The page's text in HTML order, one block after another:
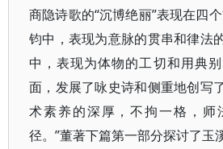
商隐诗歌的“沉博绝丽”表现在四
钧中，表现为意脉的贯串和律法
中，表现为体物的工切和用典
面，发展了咏史诗和侧重地创写
术素养的深厚，不拘一格，师
径。”董著下篇第一部分探讨了玉